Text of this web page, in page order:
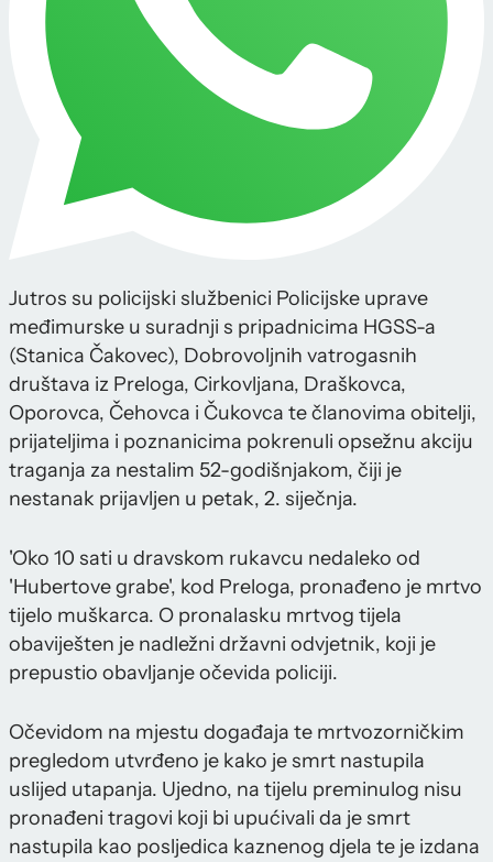
Jutros su policijski službenici Policijske uprave
međimurske u suradnji s pripadnicima HGSS-a
(Stanica Čakovec), Dobrovoljnih vatrogasnih
društava iz Preloga, Cirkovljana, Draškovca,
Oporovca, Čehovca i Čukovca te članovima obitelji,
prijateljima i poznanicima pokrenuli opsežnu akciju
traganja za nestalim 52-godišnjakom, čiji je
nestanak prijavljen u petak, 2. siječnja.
'Oko 10 sati u dravskom rukavcu nedaleko od
'Hubertove grabe', kod Preloga, pronađeno je mrtvo
tijelo muškarca. O pronalasku mrtvog tijela
obaviješten je nadležni državni odvjetnik, koji je
prepustio obavljanje očevida policiji.
Očevidom na mjestu događaja te mrtvozorničkim
pregledom utvrđeno je kako je smrt nastupila
uslijed utapanja. Ujedno, na tijelu preminulog nisu
pronađeni tragovi koji bi upućivali da je smrt
nastupila kao posljedica kaznenog djela te je izdana